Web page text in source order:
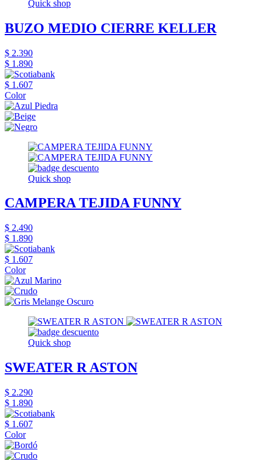
Quick shop
BUZO MEDIO CIERRE KELLER
$ 2.390
$ 1.890
$ 1.607
Color
Quick shop
CAMPERA TEJIDA FUNNY
$ 2.490
$ 1.890
$ 1.607
Color
Quick shop
SWEATER R ASTON
$ 2.290
$ 1.890
$ 1.607
Color